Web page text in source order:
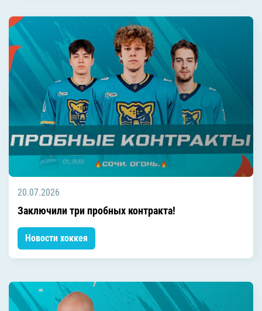
20.07.2026
Заключили три пробных контракта!
Новости хоккея